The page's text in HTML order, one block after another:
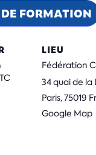
FORMATION
LIEU
Fédération
34 quai de la
Paris,75019
Google Map